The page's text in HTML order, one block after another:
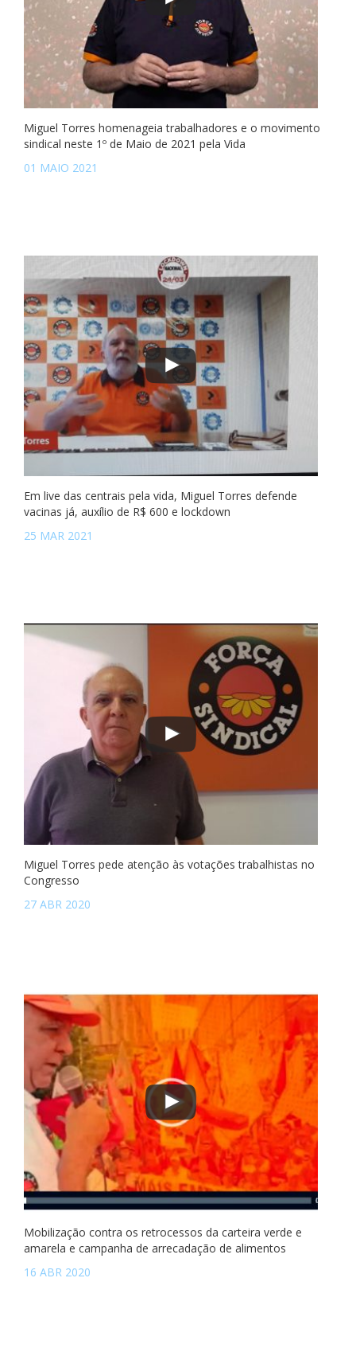
Miguel Torres homenageia trabalhadores e o movimento
sindical neste 1º de Maio de 2021 pela Vida
01 MAIO 2021
Em live das centrais pela vida, Miguel Torres defende
vacinas já, auxílio de R$ 600 e lockdown
25 MAR 2021
Miguel Torres pede atenção às votações trabalhistas no
Congresso
27 ABR 2020
Mobilização contra os retrocessos da carteira verde e
amarela e campanha de arrecadação de alimentos
16 ABR 2020